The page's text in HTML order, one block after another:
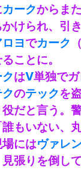
カークからま
けられ、引
ヨでカーク
ことに。
はV単独で
のテックを
だと言う。
誰もいない、
にはヴァレ
張りを倒し